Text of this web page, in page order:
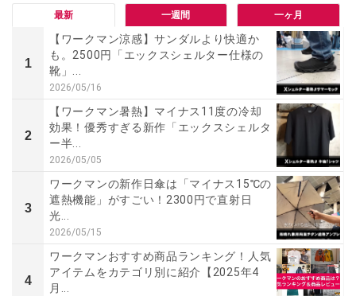
最新 一週間 一ヶ月
1
【ワークマン涼感】サンダルより快適か
も。2500円「エックスシェルター仕様の
靴」...
2026/05/16
2
【ワークマン暑熱】マイナス11度の冷却
効果！優秀すぎる新作「エックスシェルタ
ー半...
2026/05/05
3
ワークマンの新作日傘は「マイナス15℃の
遮熱機能」がすごい！2300円で直射日
光...
2026/05/15
4
ワークマンおすすめ商品ランキング！人気
アイテムをカテゴリ別に紹介【2025年4
月...